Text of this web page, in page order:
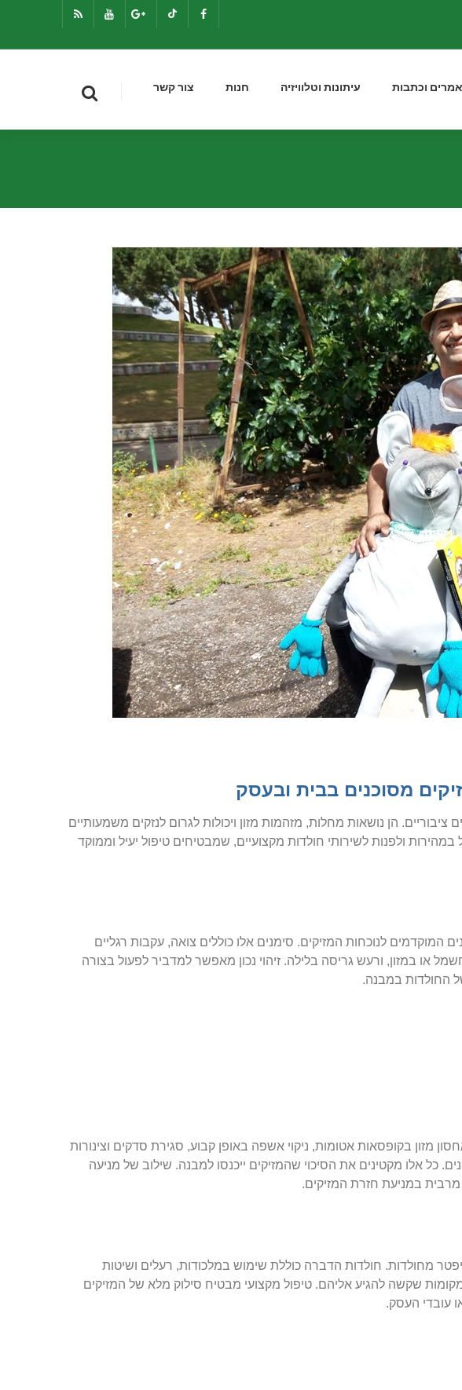
וכתבות עיתונות וטלוויזיה חנות צור קשר
מסוכנים בבית ובעסק
הן נושאות מחלות, מזהמות מזון ויכולות לגרום לנזקים משמעותיים
ולפנות לשירותי חולדות מקצועיים, שמבטיחים טיפול יעיל וממוקד
לנוכחות המזיקים. סימנים אלו כוללים צואה, עקבות רגליים
או במזון, ורעש גריסה בלילה. זיהוי נכון מאפשר למדביר לפעול בצורה
החולדות במבנה.
מזון בקופסאות אטומות, ניקוי אשפה באופן קבוע, סגירת סדקים וצינורות
כל אלו מקטינים את הסיכוי שהמזיקים ייכנסו למבנה. שילוב של מניעה
במניעת חזרת המזיקים.
מחולדות. חולדות הדברה כוללת שימוש במלכודות, רעלים ושיטות
שקשה להגיע אליהם. טיפול מקצועי מבטיח סילוק מלא של המזיקים
עובדי העסק.